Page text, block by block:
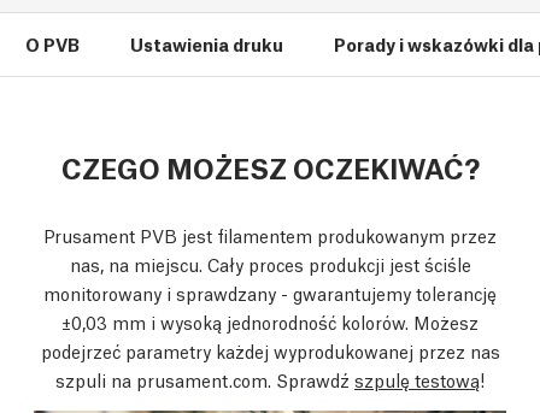
O PVB Ustawienia druku Porady i wskazówki
CZEGO MOŻESZ OCZEKIWAĆ?
Prusament PVB jest filamentem produkowanym przez
nas, na miejscu. Cały proces produkcji jest ściśle
monitorowany i sprawdzany - gwarantujemy tolerancję
±0,03 mm i wysoką jednorodność kolorów. Możesz
podejrzeć parametry każdej wyprodukowanej przez nas
szpuli na prusament.com. Sprawdź szpulę testową!